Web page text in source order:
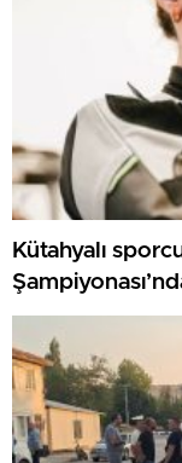
Kütahyalı